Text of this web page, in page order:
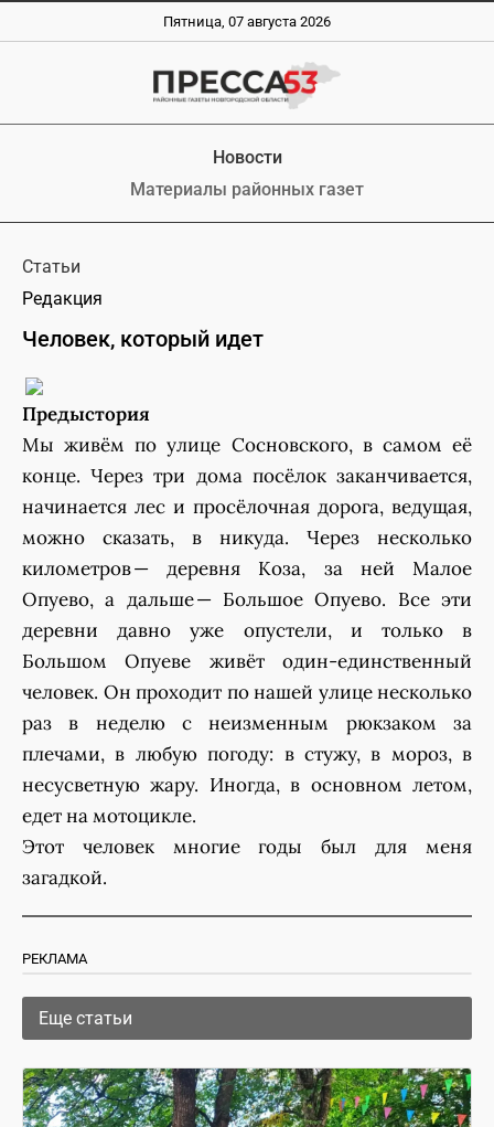
Пятница, 07 августа 2026
Новости
Материалы районных газет
Статьи
Редакция
Человек, который идет
Предыстория
Мы живём по улице Сосновского, в самом её
конце. Через три дома посёлок заканчивается,
начинается лес и просёлочная дорога, ведущая,
можно сказать, в никуда. Через несколько
километров — деревня Коза, за ней Малое
Опуево, а дальше — Большое Опуево. Все эти
деревни давно уже опустели, и только в
Большом Опуеве живёт один-единственный
человек. Он проходит по нашей улице несколько
раз в неделю с неизменным рюкзаком за
плечами, в любую погоду: в стужу, в мороз, в
несусветную жару. Иногда, в основном летом,
едет на мотоцикле.
Этот человек многие годы был для меня
загадкой.
РЕКЛАМА
Еще статьи